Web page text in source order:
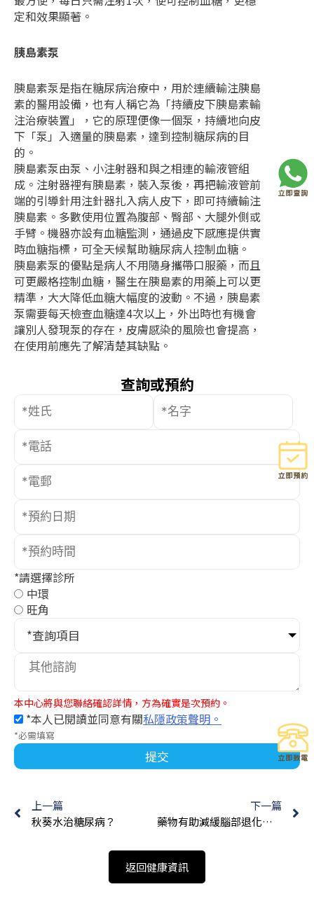
定和效果顯著。
胰島素泵
胰島素泵是指在糖尿病治療中，用於連續輸注胰島
素的醫用設備，也有人稱它為「持續皮下胰島素輸
注治療裝置」，它的原理便像一個泵，持續地向皮
下「泵」入適量的胰島素，達到控制糖尿病的目
的。
胰島素泵由泵、小注射器和與之相連的輸液管組
成。注射器裡有胰島素，裝入泵後，再把輸液管前
端的引導針用注針器扎入病人皮下，即可持續輸注
胰島素。多數使用位置為腹部、臀部、大腿外側或
手臂。機器亦設有血糖監測，通過皮下感應提供實
時血糖指標，可全天候幫助糖尿病人控制血糖。
胰島素泵的優點是病人不用隨身攜帶口服藥，而且
可更嚴格控制血糖，醫生在胰島素的用藥上可以更
精準，大大降低血糖大幅度的波動。不過，胰島素
泵需要每天檢查血糖達4次以上，外出時也有機會
讓別人發現泵的存在，皮膚感染的風險也會提高，
在使用前應先了解清楚其缺點。
查詢或預約
*請選擇診所
中環
旺角
*查詢項目
本中心將與您聯絡確認詳情，方為確實是次預約。
*本人已閱讀並同意有關私隱政策聲明。
*必需填寫
提交
上一篇
秋葵水治糖尿病？
下一篇
藥物有助減緩腦部退化的速度
返回健康資訊